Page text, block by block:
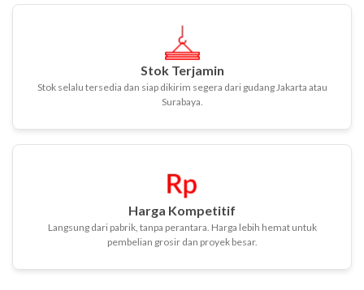
Stok Terjamin
Stok selalu tersedia dan siap dikirim segera dari gudang Jakarta atau
Surabaya.
Harga Kompetitif
Langsung dari pabrik, tanpa perantara. Harga lebih hemat untuk
pembelian grosir dan proyek besar.